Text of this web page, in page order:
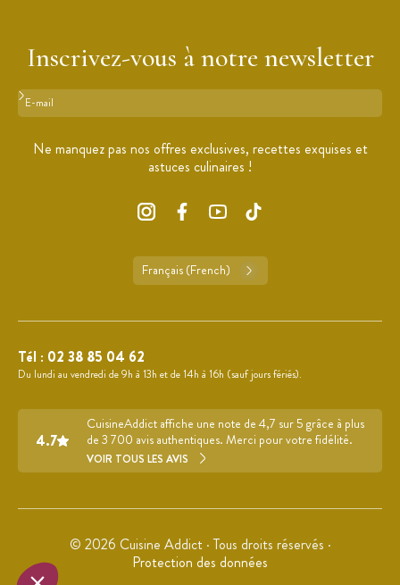
Inscrivez-vous à notre newsletter
Format : adresse@email.com
Ne manquez pas nos offres exclusives, recettes exquises et
astuces culinaires !
Français (French)
Tél : 02 38 85 04 62
Du lundi au vendredi de 9h à 13h et de 14h à 16h (sauf jours fériés).
4.7
CuisineAddict affiche une note de 4,7 sur 5 grâce à plus
de 3 700 avis authentiques. Merci pour votre fidélité.
VOIR TOUS LES AVIS
© 2026 Cuisine Addict · Tous droits réservés ·
Protection des données